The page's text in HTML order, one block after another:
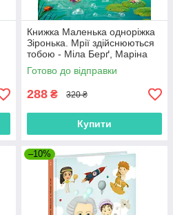
Книжка Маленька одноріжка
Зіронька. Мрії здійснюються
тобою - Міла Берґ, Маріна
Кремер (9786170959324)
Готово до відправки
288 ₴ 320 ₴
Купити
–10%